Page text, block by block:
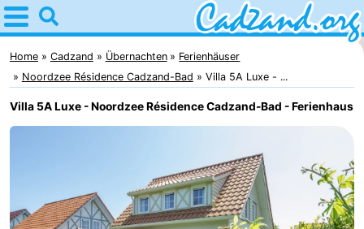
Home
Cadzand
Tipps
Für
Appartements
Home Cadzand Übernachten
Ferienhäuser
Noordzee Résidence Cadzand-Bad
Villa 5A Luxe - ...
Villa 5A Luxe - Noordzee Résidence Cadzand-Bad - Ferienhaus